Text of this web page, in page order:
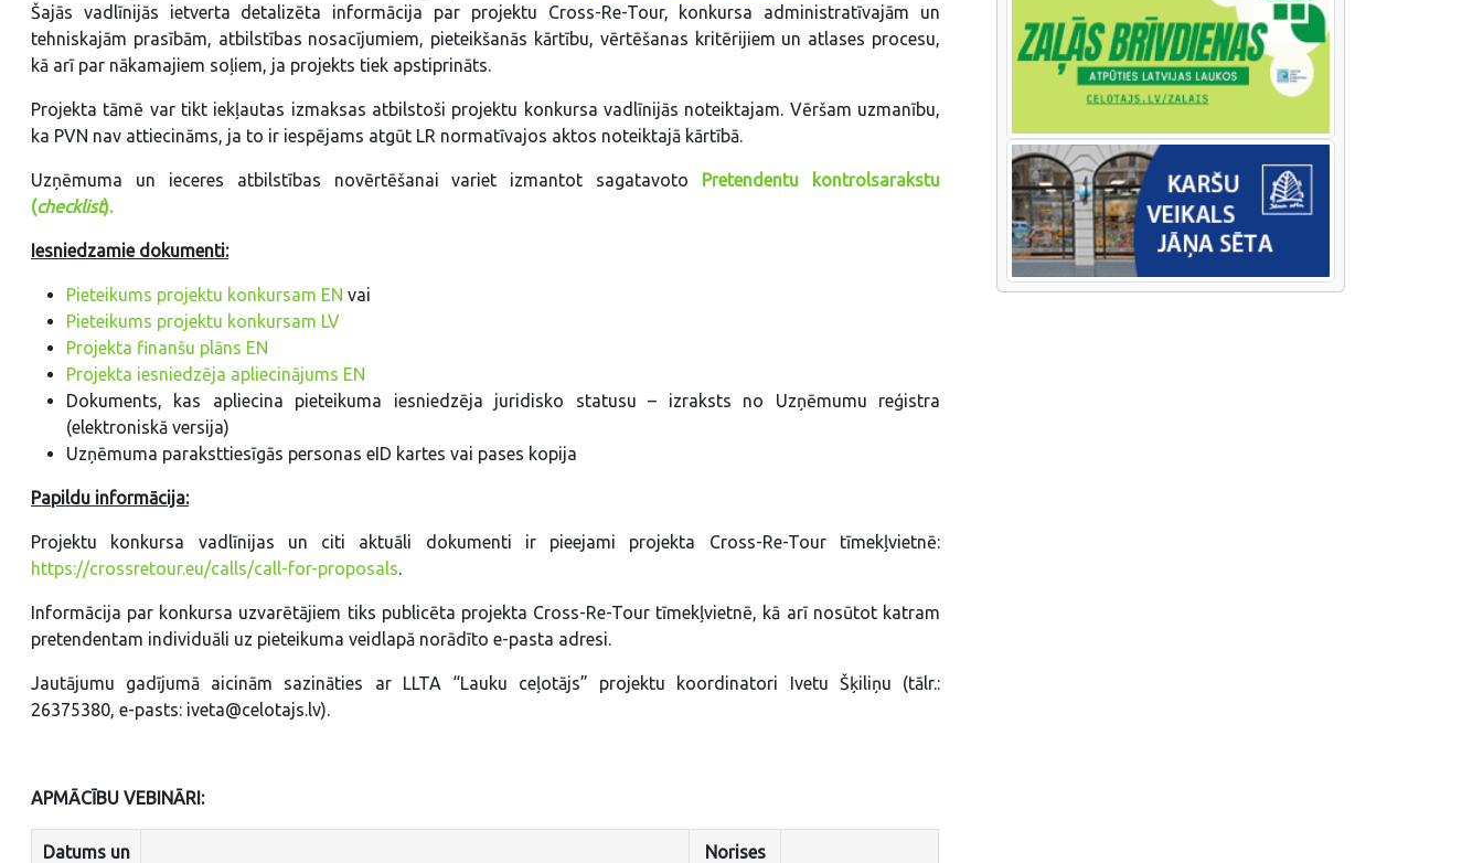
Šajās vadlīnijās ietverta detalizēta informācija par projektu Cross-Re-Tour, konkursa administratīvajām un
tehniskajām prasībām, atbilstības nosacījumiem, pieteikšanās kārtību, vērtēšanas kritērijiem un atlases procesu,
kā arī par nākamajiem soļiem, ja projekts tiek apstiprināts.
Projekta tāmē var tikt iekļautas izmaksas atbilstoši projektu konkursa vadlīnijās noteiktajam. Vēršam uzmanību,
ka PVN nav attiecināms, ja to ir iespējams atgūt LR normatīvajos aktos noteiktajā kārtībā.
Uzņēmuma un ieceres atbilstības novērtēšanai variet izmantot sagatavoto Pretendentu kontrolsarakstu
(checklist).
Iesniedzamie dokumenti:
Pieteikums projektu konkursam EN vai
Pieteikums projektu konkursam LV
Projekta finanšu plāns EN
Projekta iesniedzēja apliecinājums EN
Dokuments, kas apliecina pieteikuma iesniedzēja juridisko statusu – izraksts no Uzņēmumu reģistra
(elektroniskā versija)
Uzņēmuma paraksttiesīgās personas eID kartes vai pases kopija
Papildu informācija:
Projektu konkursa vadlīnijas un citi aktuāli dokumenti ir pieejami projekta Cross-Re-Tour tīmekļvietnē:
https://crossretour.eu/calls/call-for-proposals.
Informācija par konkursa uzvarētājiem tiks publicēta projekta Cross-Re-Tour tīmekļvietnē, kā arī nosūtot katram
pretendentam individuāli uz pieteikuma veidlapā norādīto e-pasta adresi.
Jautājumu gadījumā aicinām sazināties ar LLTA “Lauku ceļotājs” projektu koordinatori Ivetu Šķiliņu (tālr.:
26375380, e-pasts: iveta@celotajs.lv).
APMĀCĪBU VEBINĀRI:
Datums un
Norises